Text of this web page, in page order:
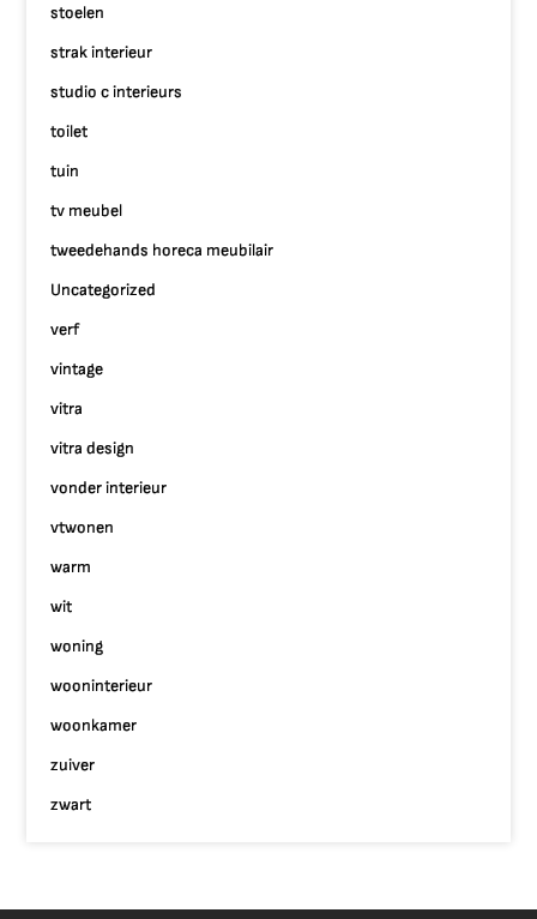
stoelen
strak interieur
studio c interieurs
toilet
tuin
tv meubel
tweedehands horeca meubilair
Uncategorized
verf
vintage
vitra
vitra design
vonder interieur
vtwonen
warm
wit
woning
wooninterieur
woonkamer
zuiver
zwart